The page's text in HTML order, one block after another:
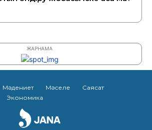
ЖАРНАМА
Мәдениет Мәселе
Саясат
Экономика